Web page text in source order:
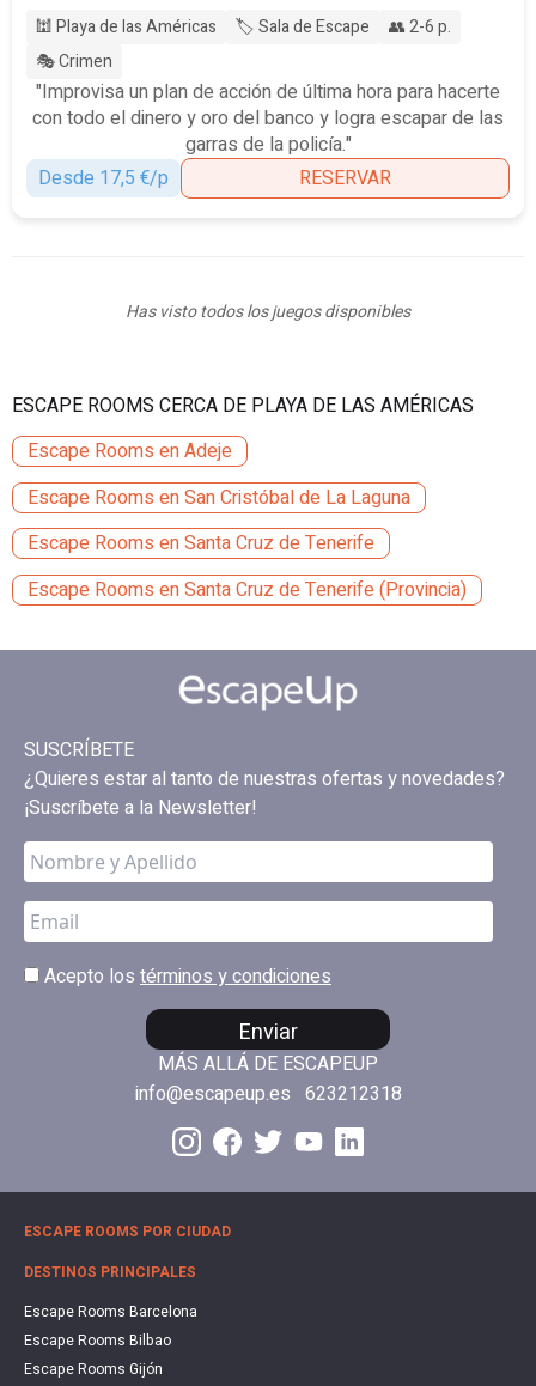
🕍 Playa de las Américas 🏷️ Sala de Escape
👥 2-6 p.
🎭 Crimen
"Improvisa un plan de acción de última hora para hacerte
con todo el dinero y oro del banco y logra escapar de las
garras de la policía."
Desde 17,5 €/p
RESERVAR
Has visto todos los juegos disponibles
ESCAPE ROOMS CERCA DE PLAYA DE LAS AMÉRICAS
Escape Rooms en Adeje
Escape Rooms en San Cristóbal de La Laguna
Escape Rooms en Santa Cruz de Tenerife
Escape Rooms en Santa Cruz de Tenerife (Provincia)
SUSCRÍBETE
¿Quieres estar al tanto de nuestras ofertas y novedades?
¡Suscríbete a la Newsletter!
Acepto los términos y condiciones
Enviar
MÁS ALLÁ DE ESCAPEUP
info@escapeup.es 623212318
ESCAPE ROOMS POR CIUDAD
DESTINOS PRINCIPALES
Escape Rooms Barcelona
Escape Rooms Bilbao
Escape Rooms Gijón